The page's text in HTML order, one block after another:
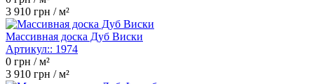
3 910 грн / м²
Массивная доска Дуб Виски
Артикул:: 1974
0 грн / м²
3 910 грн / м²